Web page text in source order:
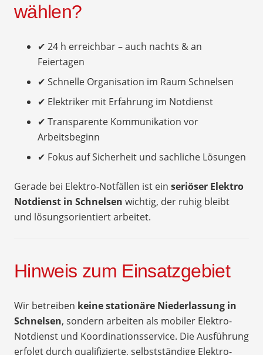
wählen?
✔ 24 h erreichbar – auch nachts & an
Feiertagen
✔ Schnelle Organisation im Raum Schnelsen
✔ Elektriker mit Erfahrung im Notdienst
✔ Transparente Kommunikation vor
Arbeitsbeginn
✔ Fokus auf Sicherheit und sachliche Lösungen
Gerade bei Elektro-Notfällen ist ein seriöser Elektro
Notdienst in Schnelsen wichtig, der ruhig bleibt
und lösungsorientiert arbeitet.
Hinweis zum Einsatzgebiet
Wir betreiben keine stationäre Niederlassung in
Schnelsen, sondern arbeiten als mobiler Elektro-
Notdienst und Koordinationsservice. Die Ausführung
erfolgt durch qualifizierte, selbstständige Elektro-